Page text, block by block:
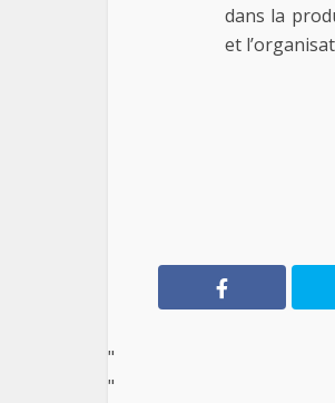
dans la
et
"
"